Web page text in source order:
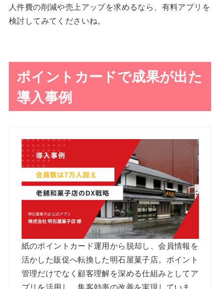
人件費の削減や売上アップを求めるなら、有料アプリを
検討してみてくださいね。
ポイントカードで成果が出た
導入事例
紙のポイントカード運用から脱却し、会員情報を
活かした販促へ転換した明石屋菓子店。ポイント
管理だけでなく顧客理解を深める仕組みとしてア